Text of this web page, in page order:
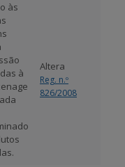
às
à
Altera
Reg. n.º
826/2008